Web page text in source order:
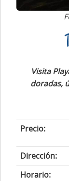
Visita
doradas,
Precio:
Dirección:
Horario: